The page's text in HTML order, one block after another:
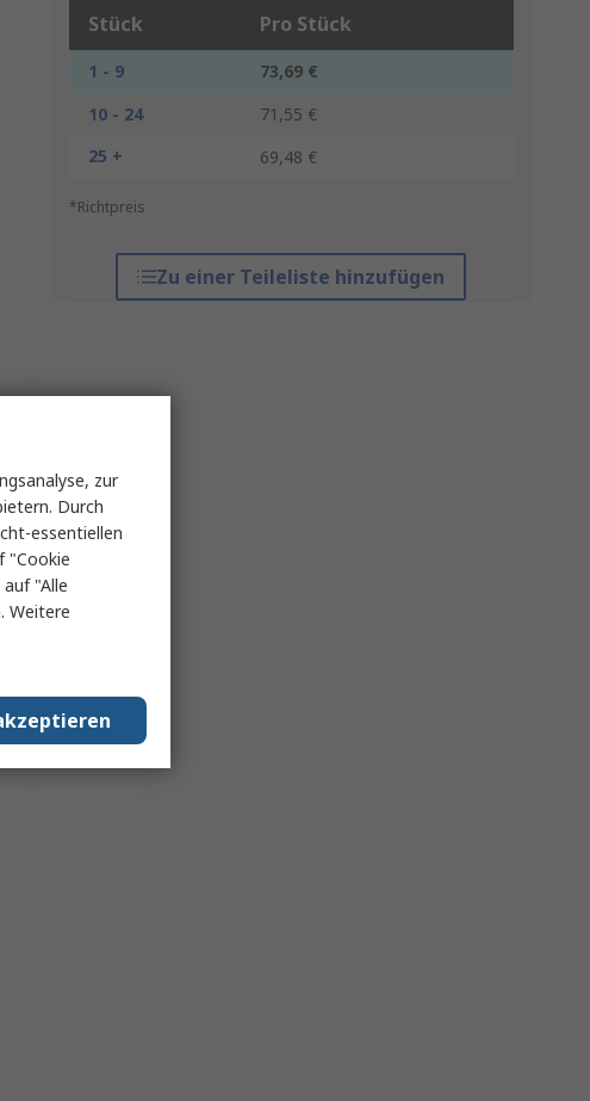
Stück Pro Stück
1 - 9
73,69 €
10 - 24
71,55 €
25 +
69,48 €
*Richtpreis
Zu einer Teileliste hinzufügen
zur
Durch
essentiellen
"Cookie
"Alle
Weitere